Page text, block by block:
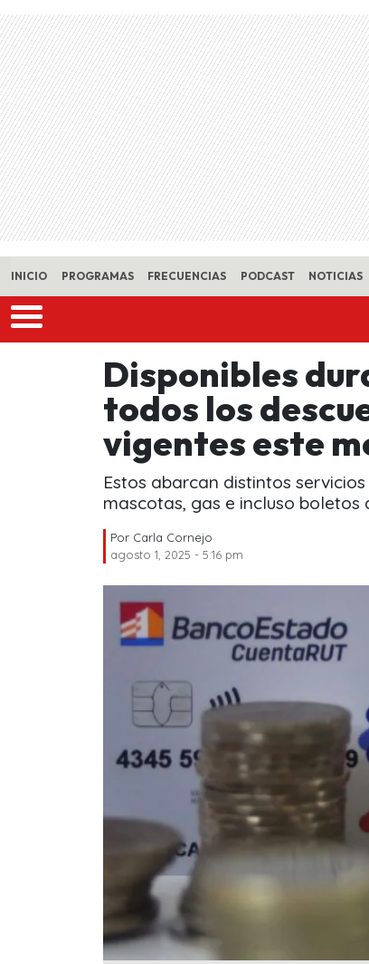
Skip to main content
INICIO PROGRAMAS FRECUENCIAS PODCAST NOTICIAS
Disponibles
todos los
vigentes este
Estos abarcan distintos
mascotas, gas e incluso boletos
Por Carla Cornejo
agosto 1, 2025 - 5:16 pm